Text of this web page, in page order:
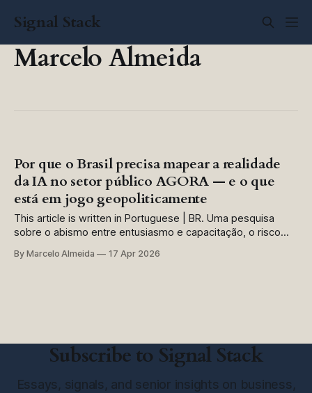
Signal Stack
Marcelo Almeida
Por que o Brasil precisa mapear a realidade
da IA no setor público AGORA — e o que
está em jogo geopoliticamente
This article is written in Portuguese | BR. Uma pesquisa
sobre o abismo entre entusiasmo e capacitação, o risco
digital Há alguns meses, lancei uma pesquisa simples para
By Marcelo Almeida 17 Apr 2026
Subscribe to Signal Stack
Essays, signals, and senior insights on business,